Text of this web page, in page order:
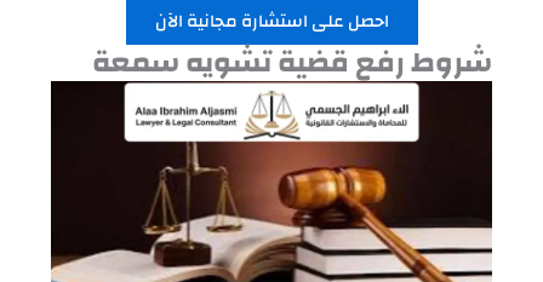
احصل على استشارة مجانية الآن
شروط رفع قضية تشويه سمعة